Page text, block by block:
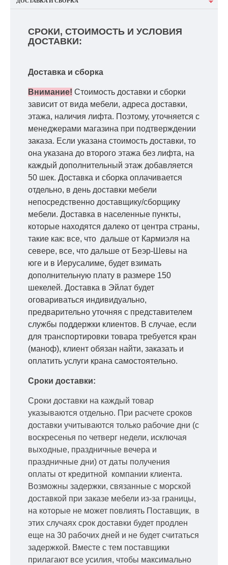
СРОКИ, СТОИМОСТЬ И УСЛОВИЯ
ДОСТАВКИ:
Доставка и сборка
Внимание! Стоимость доставки и сборки
зависит от вида мебели, адреса доставки,
этажа, наличия лифта. Поэтому, уточняется с
менеджерами магазина при подтверждении
заказа. Если указана стоимость доставки, то
она указана до второго этажа без лифта, на
каждый дополнительный этаж добавляется
50 шек. Доставка и сборка оплачивается
отдельно, в день доставки мебели
непосредственно доставщику/сборщику
мебели. Доставка в населенные пункты,
которые находятся далеко от центра страны,
такие как: все, что дальше от Кармиэля на
севере, все, что дальше от Беэр-Шевы на
юге и в Иерусалиме, будет взимать
дополнительную плату в размере 150
шекелей. Доставка в Эйлат будет
оговариваться индивидуально,
предварительно уточняя с представителем
службы поддержки клиентов. В случае, если
для транспортировки товара требуется кран
(маноф), клиент обязан найти, заказать и
оплатить услуги крана самостоятельно.
Сроки доставки:
Сроки доставки на каждый товар
указываются отдельно. При расчете сроков
доставки учитываются только рабочие дни (с
воскресенья по четверг недели, исключая
выходные, праздничные вечера и
праздничные дни) от даты получения
оплаты от кредитной компании клиента.
Возможны задержки, связанные с морской
доставкой при заказе мебели из-за границы,
на которые не может повлиять Поставщик, в
этих случаях срок доставки будет продлен
еще на 30 рабочих дней и не будет считаться
задержкой. Вместе с тем поставщики
прилагают все усилия, чтобы максимально